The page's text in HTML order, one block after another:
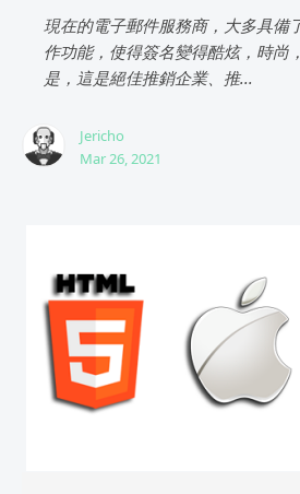
現在的電子郵件服務商，大多具備
作功能，使得簽名變得酷炫，時尚
是，這是絕佳推銷企業、推...
Jericho
Mar 26, 2021